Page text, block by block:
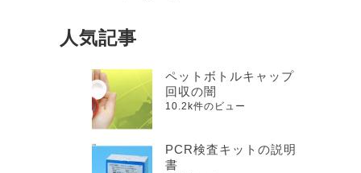
人気記事
ペットボトルキャップ
回収の闇
10.2k件のビュー
PCR検査キットの説明
書